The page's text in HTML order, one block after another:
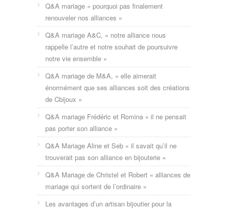
Q&A mariage « pourquoi pas finalement
renouveler nos alliances »
Q&A mariage A&C, « notre alliance nous
rappelle l’autre et notre souhait de poursuivre
notre vie ensemble »
Q&A mariage de M&A, « elle aimerait
énormément que ses alliances soit des créations
de Cbijoux »
Q&A mariage Frédéric et Romina « il ne pensait
pas porter son alliance »
Q&A Mariage Aline et Seb « il savait qu’il ne
trouverait pas son alliance en bijouterie »
Q&A Mariage de Christel et Robert « alliances de
mariage qui sortent de l’ordinaire »
Les avantages d’un artisan bijoutier pour la